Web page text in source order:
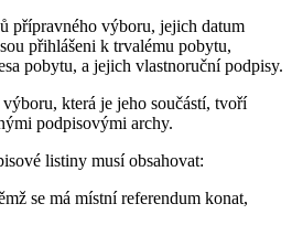
přípravného výboru, jejich datum
přihlášeni k trvalému pobytu,
pobytu, a jejich vlastnoruční podpisy.
která je jeho součástí, tvoří
podpisovými archy.
listiny musí obsahovat:
se má místní referendum konat,